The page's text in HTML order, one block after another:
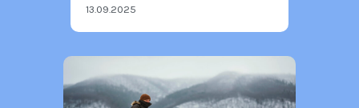
13.09.2025